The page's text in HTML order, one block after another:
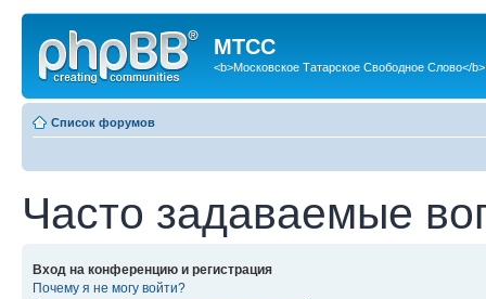
МТСС
<b>Московское Татарское Свободное Слово</b>
Список форумов
Часто задаваемые
Вход на конференцию и регистрация
Почему я не могу войти?